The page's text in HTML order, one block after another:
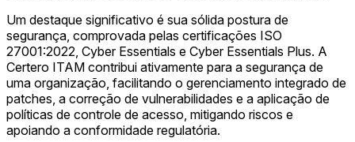
Um destaque significativo é sua sólida postura de
segurança, comprovada pelas certificações ISO
27001:2022, Cyber Essentials e Cyber Essentials Plus. A
Certero ITAM contribui ativamente para a segurança de
uma organização, facilitando o gerenciamento integrado de
patches, a correção de vulnerabilidades e a aplicação de
políticas de controle de acesso, mitigando riscos e
apoiando a conformidade regulatória.